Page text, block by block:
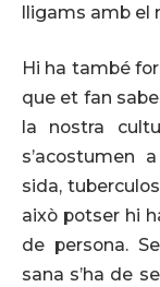
lligams amb el
Hi ha també
que et fan
la nostra
s’acostumen
sida,
això potser hi
de persona.
sana s’ha de